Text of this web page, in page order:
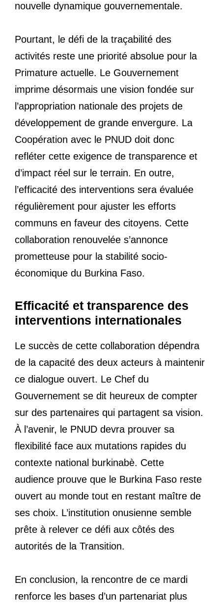
nouvelle dynamique gouvernementale.
Pourtant, le défi de la traçabilité des
activités reste une priorité absolue pour la
Primature actuelle. Le Gouvernement
imprime désormais une vision fondée sur
l’appropriation nationale des projets de
développement de grande envergure. La
Coopération avec le PNUD doit donc
refléter cette exigence de transparence et
d’impact réel sur le terrain. En outre,
l’efficacité des interventions sera évaluée
régulièrement pour ajuster les efforts
communs en faveur des citoyens. Cette
collaboration renouvelée s’annonce
prometteuse pour la stabilité socio-
économique du Burkina Faso.
Efficacité et transparence des
interventions internationales
Le succès de cette collaboration dépendra
de la capacité des deux acteurs à maintenir
ce dialogue ouvert. Le Chef du
Gouvernement se dit heureux de compter
sur des partenaires qui partagent sa vision.
À l’avenir, le PNUD devra prouver sa
flexibilité face aux mutations rapides du
contexte national burkinabè. Cette
audience prouve que le Burkina Faso reste
ouvert au monde tout en restant maître de
ses choix. L’institution onusienne semble
prête à relever ce défi aux côtés des
autorités de la Transition.
En conclusion, la rencontre de ce mardi
renforce les bases d’un partenariat plus